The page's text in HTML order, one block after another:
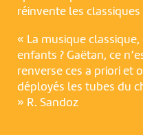
réinvente les classiques
« La musique
enfants ? Gaëtan, ce
renverse ces a priori et
déployés les tubes du
» R. Sandoz